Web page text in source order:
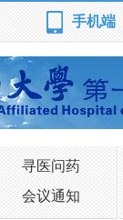
手机端
寻医问药
会议通知